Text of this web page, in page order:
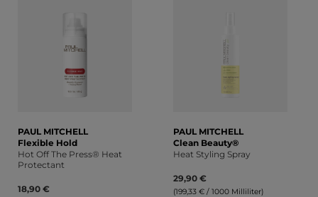
PAUL MITCHELL
Flexible Hold
Hot Off The Press® Heat
Protectant
18,90 €
PAUL MITCHELL
Clean Beauty®
Heat Styling Spray
29,90 €
(199,33 € / 1000 Milliliter)